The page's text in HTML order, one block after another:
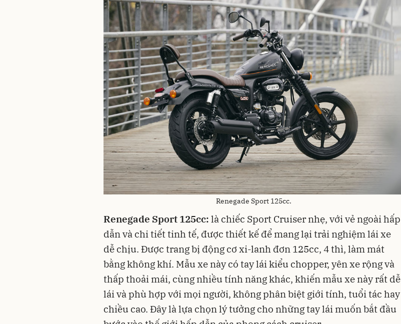
Renegade Sport 125cc.
Renegade Sport 125cc: là chiếc Sport Cruiser nhẹ, với vẻ ngoài hấp
dẫn và chi tiết tinh tế, được thiết kế để mang lại trải nghiệm lái xe
dễ chịu. Được trang bị động cơ xi-lanh đơn 125cc, 4 thì, làm mát
bằng không khí. Mẫu xe này có tay lái kiểu chopper, yên xe rộng và
thấp thoải mái, cùng nhiều tính năng khác, khiến mẫu xe này rất dễ
lái và phù hợp với mọi người, không phân biệt giới tính, tuổi tác hay
chiều cao. Đây là lựa chọn lý tưởng cho những tay lái muốn bắt đầu